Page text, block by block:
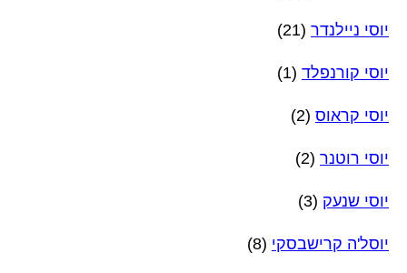
יוסי ניילנדר (21)
יוסי קורנפלד (1)
יוסי קראוס (2)
יוסי רוטנר (2)
יוסי שנעק (3)
יוסל'ה קרישבסקי (8)